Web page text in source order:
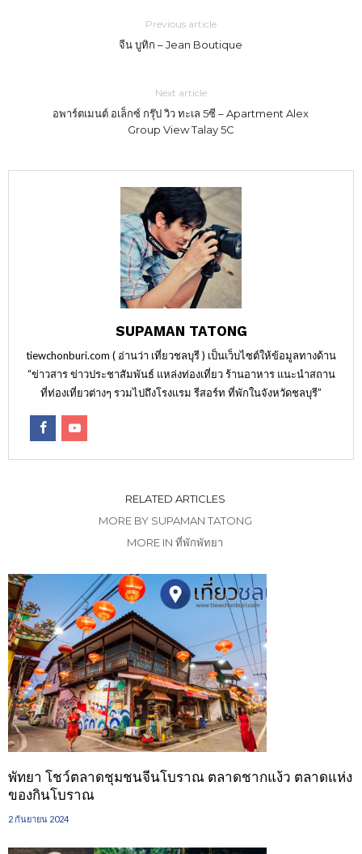
Previous article
จีน บูทิก – Jean Boutique
Next article
อพาร์ตเมนต์ อเล็กซ์ กรุ๊ป วิว ทะเล 5ซี – Apartment Alex
Group View Talay 5C
SUPAMAN TATONG
tiewchonburi.com ( อ่านว่า เที่ยวชลบุรี ) เป็นเว็บไซต์ให้ข้อมูลทางด้าน
“ข่าวสาร ข่าวประชาสัมพันธ์ แหล่งท่องเที่ยว ร้านอาหาร แนะนำสถาน
ที่ท่องเที่ยวต่างๆ รวมไปถึงโรงแรม รีสอร์ท ที่พักในจังหวัดชลบุรี”
RELATED ARTICLES
MORE BY SUPAMAN TATONG
MORE IN ที่พักพัทยา
พัทยา โชว์ตลาดชุมชนจีนโบราณ ตลาดชากแง้ว ตลาดแห่ง
ของกินโบราณ
2 กันยายน 2024